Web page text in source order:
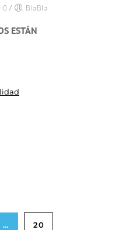
0 / BlaBla
ESTÁN
… 20